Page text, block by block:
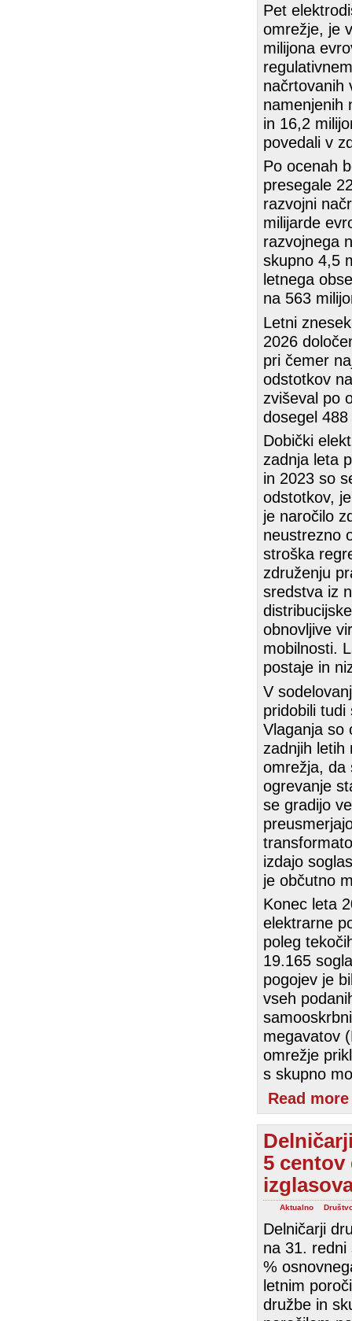
Pet
omrežje, je
milijona
načrtovanih
namenjenih
in 16,2
povedali v
Po ocenah
presegale
razvojni
milijarde
razvojnega
skupno 4,5
letnega
na 563
Letni
2026
pri čemer
odstotkov
zviševal po
dosegel
Dobički
zadnja leta
in 2023 so
odstotkov,
je naročilo
neustrezno
stroška
združenju
sredstva iz
obnovljive
mobilnosti.
postaje in
V
pridobili
Vlaganja so
zadnjih letih
omrežja, da
ogrevanje
se gradijo
izdajo
je občutno
Konec leta
elektrarne
poleg
19.165
pogojev je
vseh
megavatov
omrežje
s skupno
Read more
5 centov
Aktualno
Delničarji
na 31. redni
%
letnim
družbe in